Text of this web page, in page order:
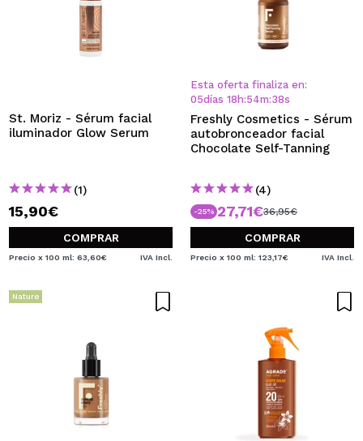
St. Moriz - Sérum facial
iluminador Glow Serum
(1)
15,90€
COMPRAR
Precio x 100 ml: 63,60€ IVA Incl.
Esta oferta finaliza en:
05días 18 h:54m:38s
Freshly Cosmetics - Sérum
autobronceador facial
Chocolate Self-Tanning
(4)
-25% 27,71€36,95€
COMPRAR
Precio x 100 ml: 123,17€ IVA Incl.
Nature